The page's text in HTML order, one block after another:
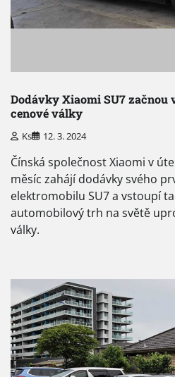
Dodávky Xiaomi SU7 začnou
cenové války
Ks 12. 3. 2024
Čínská společnost Xiaomi v
měsíc zahájí dodávky svého
elektromobilu SU7 a vstoupí
automobilový trh na světě
války.